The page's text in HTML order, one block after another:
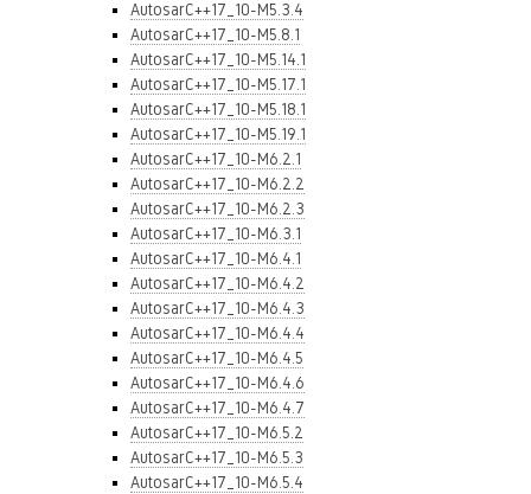
AutosarC++17_10-M5.3.4
AutosarC++17_10-M5.8.1
AutosarC++17_10-M5.14.1
AutosarC++17_10-M5.17.1
AutosarC++17_10-M5.18.1
AutosarC++17_10-M5.19.1
AutosarC++17_10-M6.2.1
AutosarC++17_10-M6.2.2
AutosarC++17_10-M6.2.3
AutosarC++17_10-M6.3.1
AutosarC++17_10-M6.4.1
AutosarC++17_10-M6.4.2
AutosarC++17_10-M6.4.3
AutosarC++17_10-M6.4.4
AutosarC++17_10-M6.4.5
AutosarC++17_10-M6.4.6
AutosarC++17_10-M6.4.7
AutosarC++17_10-M6.5.2
AutosarC++17_10-M6.5.3
AutosarC++17_10-M6.5.4